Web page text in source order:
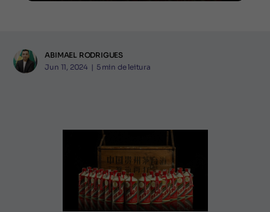
ABIMAEL RODRIGUES
Jun 11, 2024 | 5 min de leitura